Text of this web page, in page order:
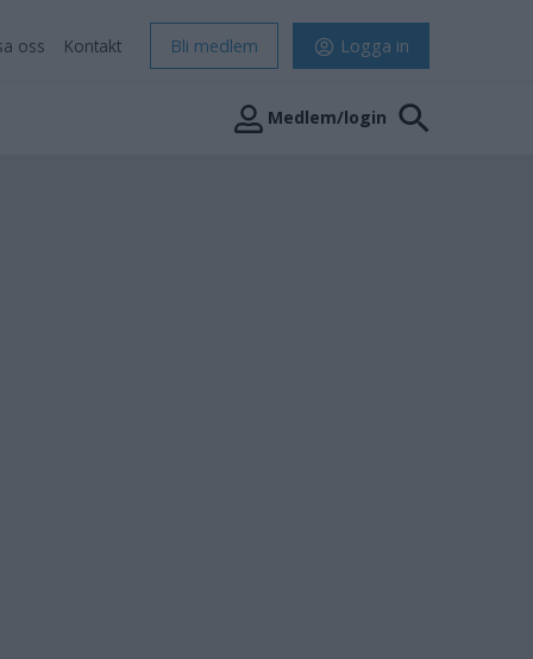
oss Kontakt Bli medlem Logga in
Medlem/login